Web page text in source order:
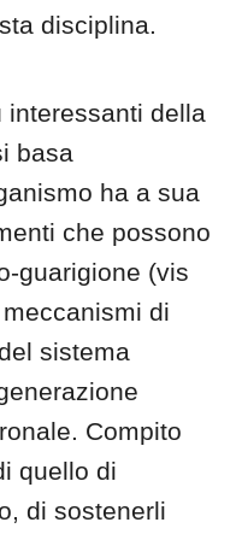
disciplina.
interessanti della
basa
ha a sua
che possono
guarigione (vis
di
sistema
Compito
quello di
di sostenerli